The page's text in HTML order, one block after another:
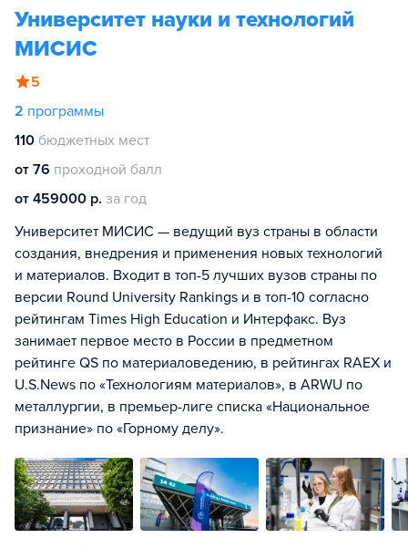
Университет науки и технологий
МИСИС
5
2 программы
110 бюджетных мест
от 76 проходной балл
от 459000 р. за год
Университет МИСИС — ведущий вуз страны в области
создания, внедрения и применения новых технологий
и материалов. Входит в топ-5 лучших вузов страны по
версии Round University Rankings и в топ-10 согласно
рейтингам Times High Education и Интерфакс. Вуз
занимает первое место в России в предметном
рейтинге QS по материаловедению, в рейтингах RAEX и
U.S.News по «Технологиям материалов», в ARWU по
металлургии, в премьер-лиге списка «Национальное
признание» по «Горному делу».